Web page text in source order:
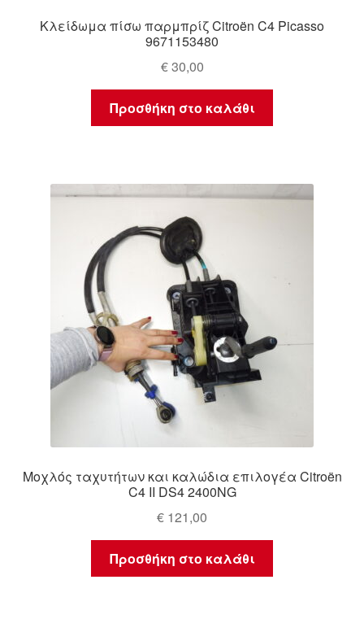
Κλείδωμα πίσω παρμπρίζ Citroën C4 Picasso
9671153480
€30,00
Προσθήκη στο καλάθι
Μοχλός ταχυτήτων και καλώδια επιλογέα Citroën
C4 II DS4 2400NG
€ 121,00
Προσθήκη στο καλάθι